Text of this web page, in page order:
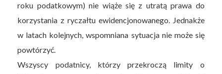
roku podatkowym) nie wiąże się z utratą prawa do
korzystania z ryczałtu ewidencjonowanego. Jednakże
w latach kolejnych, wspomniana sytuacja nie może się
powtórzyć.
Wszyscy podatnicy, którzy przekroczą limity o